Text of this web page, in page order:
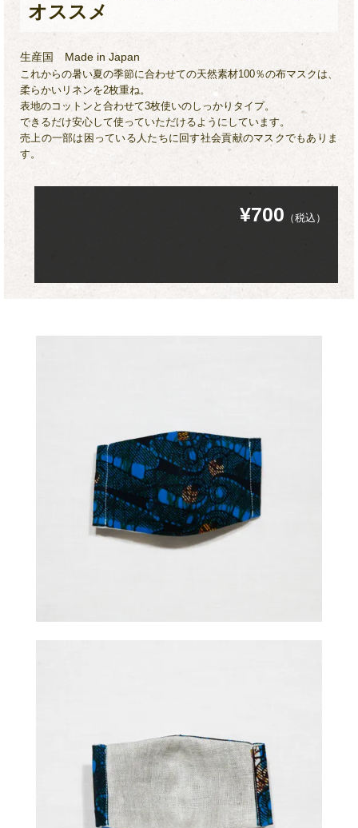
オススメ
生産国 Made in Japan
これからの暑い夏の季節に合わせての天然素材100％の布マスクは、
柔らかいリネンを2枚重ね。
表地のコットンと合わせて3枚使いのしっかりタイプ。
できるだけ安心して使っていただけるようにしています。
売上の一部は困っている人たちに回す社会貢献のマスクでもありま
す。
¥700 （税込）